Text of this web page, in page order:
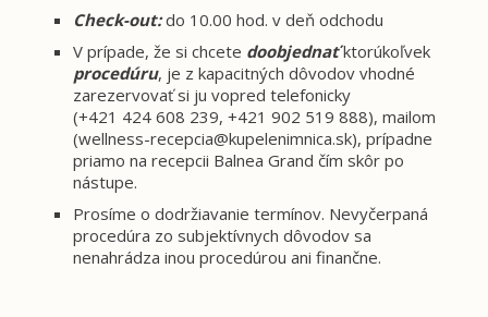
Check-out:do 10.00 hod. v deň odchodu
V prípade, že si chcete doobjednaťktorúkoľvek
procedúru, je z kapacitných dôvodov vhodné
zarezervovať si ju vopred telefonicky
(+421 424 608 239, +421 902 519 888), mailom
(wellness-recepcia@kupelenimnica.sk), prípadne
priamo na recepcii Balnea Grand čím skôr po
nástupe.
Prosíme o dodržiavanie termínov. Nevyčerpaná
procedúra zo subjektívnych dôvodov sa
nenahrádza inou procedúrou ani finančne.